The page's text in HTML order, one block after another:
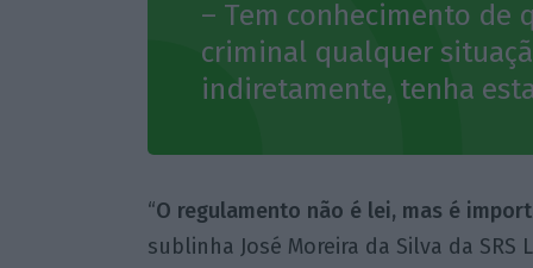
– Tem conhecimento de
criminal qualquer
indiretamente, tenha
“O regulamento não é lei, mas é
sublinha José Moreira da Silva da SRS